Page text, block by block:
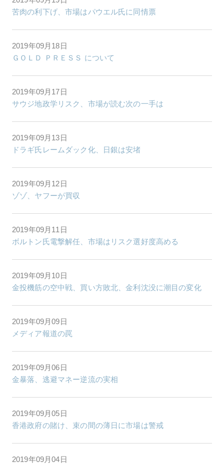
苦肉の利下げ、市場はパウエル氏に同情票
2019年09月18日
ＧＯＬＤ ＰＲＥＳＳ について
2019年09月17日
サウジ地政学リスク、市場が読む次の一手は
2019年09月13日
ドラギ氏レームダック化、日銀は安堵
2019年09月12日
ゾゾ、ヤフーが買収
2019年09月11日
ボルトン氏電撃解任、市場はリスク選好度高める
2019年09月10日
金投機筋の空中戦、買い方敗北、金利沈没に潮目の変化
2019年09月09日
メディア報道の罠
2019年09月06日
金暴落、逃避マネー逆流の実相
2019年09月05日
香港政府の賭け、束の間の薄日に市場は警戒
2019年09月04日